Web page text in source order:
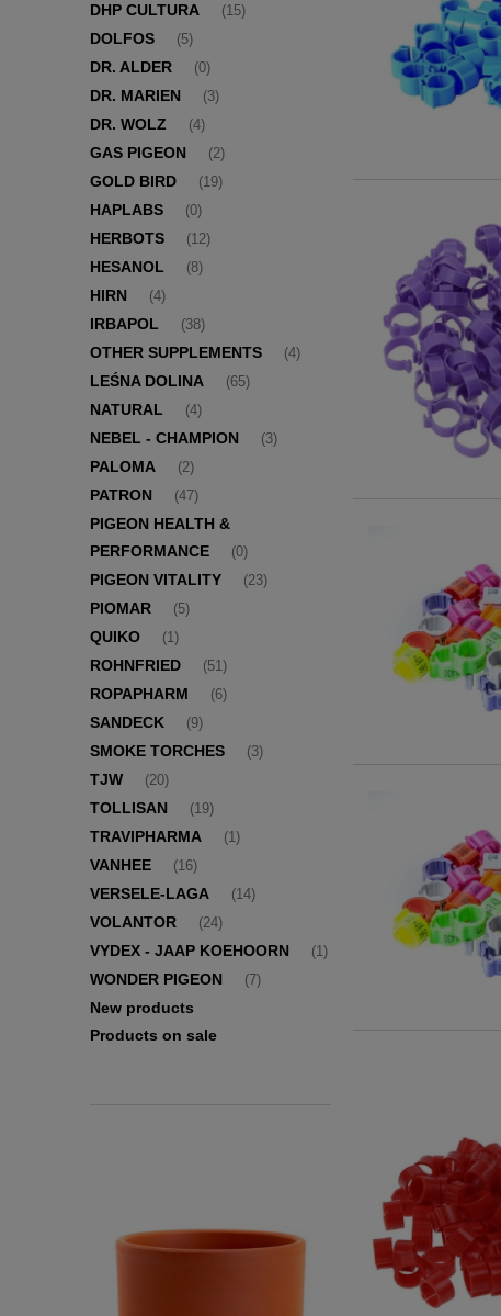
DHP CULTURA (15)
DOLFOS (5)
DR. ALDER (0)
DR. MARIEN (3)
DR. WOLZ (4)
GAS PIGEON (2)
GOLD BIRD (19)
HAPLABS (0)
HERBOTS (12)
HESANOL (8)
HIRN (4)
IRBAPOL (38)
OTHER SUPPLEMENTS (4)
LEŚNA DOLINA (65)
NATURAL (4)
NEBEL - CHAMPION (3)
PALOMA (2)
PATRON (47)
PIGEON HEALTH &
PERFORMANCE
(0)
PIGEON VITALITY (23)
PIOMAR (5)
QUIKO (1)
ROHNFRIED (51)
ROPAPHARM (6)
SANDECK (9)
SMOKE TORCHES (3)
TJW (20)
TOLLISAN (19)
TRAVIPHARMA (1)
VANHEE (16)
VERSELE-LAGA (14)
VOLANTOR (24)
VYDEX - JAAP KOEHOORN (1)
WONDER PIGEON (7)
New products
Products on sale